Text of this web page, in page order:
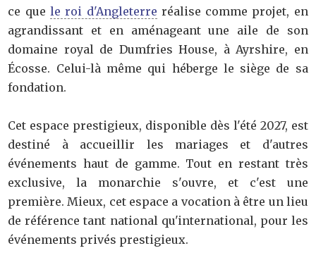
ce que le roi d'Angleterre réalise comme projet, en
agrandissant et en aménageant une aile de son
domaine royal de Dumfries House, à Ayrshire, en
Écosse. Celui-là même qui héberge le siège de sa
fondation.
Cet espace prestigieux, disponible dès l'été 2027, est
destiné à accueillir les mariages et d'autres
événements haut de gamme. Tout en restant très
exclusive, la monarchie s'ouvre, et c'est une
première. Mieux, cet espace a vocation à être un lieu
de référence tant national qu'international, pour les
événements privés prestigieux.